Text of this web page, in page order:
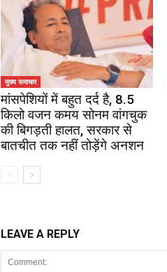
मुख्य समाचार
मांसपेशियों में बहुत दर्द है, 8.5
किलो वजन कमय सोनम वांगचुक
की बिगड़ती हालत, सरकार से
बातचीत तक नहीं तोड़ेंगे अनशन
LEAVE A REPLY